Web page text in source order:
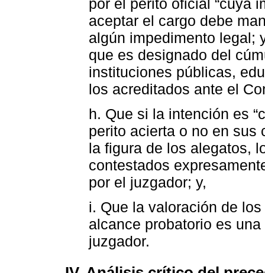
por el perito oficial “cuya
aceptar el cargo debe
algún impedimento legal;
que es designado del
instituciones públicas,
los acreditados ante el
h. Que si la intención es
perito acierta o no en sus
la figura de los alegatos,
contestados
por el juzgador; y,
i. Que la valoración de
alcance probatorio es
juzgador.